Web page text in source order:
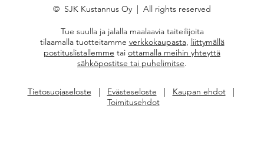
© SJK Kustannus Oy | All rights reserved
Tue suulla ja jalalla maalaavia taiteilijoita
tilaamalla tuotteitamme verkkokaupasta, liittymällä
postituslistallemme tai ottamalla meihin yhteyttä
sähköpostitse tai puhelimitse.
Tietosuojaseloste Evästeseloste Kaupan ehdot|
Toimitusehdot